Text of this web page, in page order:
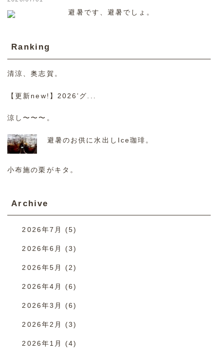
避暑です、避暑でしょ。
Ranking
清涼、奥志賀。
【更新new!】2026’グ...
涼し〜〜〜。
避暑のお供に水出しIce珈琲。
小布施の栗がキタ。
Archive
2026年7月 (5)
2026年6月 (3)
2026年5月 (2)
2026年4月 (6)
2026年3月 (6)
2026年2月 (3)
2026年1月 (4)